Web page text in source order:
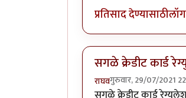
प्रतिसाद देण्यासाठी
सगळे क्रेडीट कार्ड
राघवगुरुवार, 29/07/2021